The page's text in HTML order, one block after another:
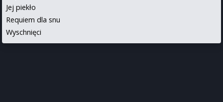
Jej piekło
Requiem dla snu
Wyschnięci